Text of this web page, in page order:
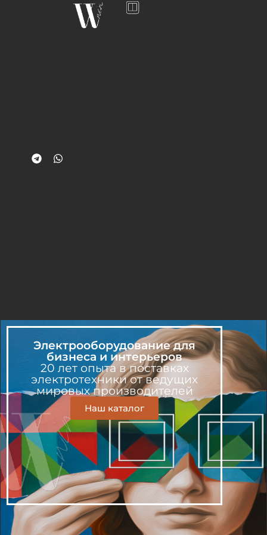
Электрооборудование для
бизнеса и интерьеров
20 лет опыта в поставках
электротехники от ведущих
мировых производителей
Наш каталог